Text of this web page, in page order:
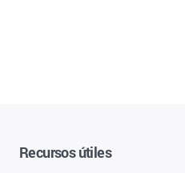
Recursos útiles